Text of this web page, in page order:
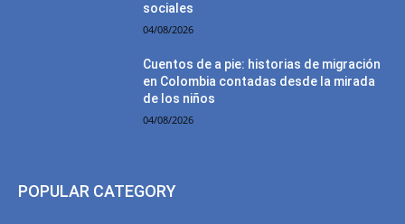
sociales
04/08/2026
Cuentos de a pie: historias de migración
en Colombia contadas desde la mirada
de los niños
04/08/2026
POPULAR CATEGORY